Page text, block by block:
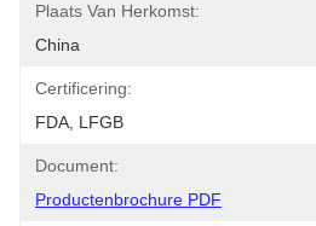
Plaats Van Herkomst:
China
Certificering:
FDA, LFGB
Document:
Productenbrochure PDF